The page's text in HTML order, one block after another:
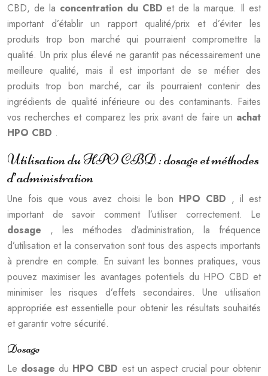
CBD, de la concentration du CBDet de la marque. Il est
important d’établir un rapport qualité/prix et d’éviter les
produits trop bon marché qui pourraient compromettre la
qualité. Un prix plus élevé ne garantit pas nécessairement une
meilleure qualité, mais il est important de se méfier des
produits trop bon marché, car ils pourraient contenir des
ingrédients de qualité inférieure ou des contaminants. Faites
vos recherches et comparez les prix avant de faire un achat
HPO CBD .
Utilisation du HPO CBD : dosage et méthodes
d’administration
Une fois que vous avez choisi le bon HPO CBD , il est
important de savoir comment l’utiliser correctement. Le
dosage , les méthodes d’administration, la fréquence
d’utilisation et la conservation sont tous des aspects importants
à prendre en compte. En suivant les bonnes pratiques, vous
pouvez maximiser les avantages potentiels du HPO CBD et
minimiser les risques d’effets secondaires. Une utilisation
appropriée est essentielle pour obtenir les résultats souhaités
et garantir votre sécurité.
Dosage
Le dosagedu HPO CBD est un aspect crucial pour obtenir